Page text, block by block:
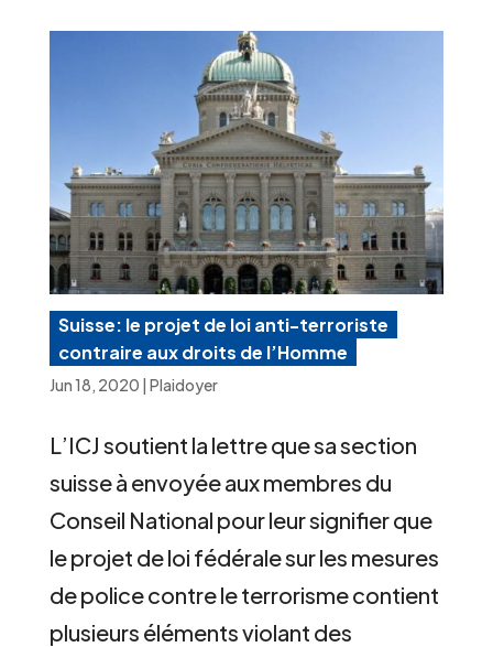
Suisse: le projet de loi anti-terroriste
contraire aux droits de l’Homme
Jun 18, 2020 | Plaidoyer
L’ICJ soutient la lettre que sa section
suisse à envoyée aux membres du
Conseil National pour leur signifier que
le projet de loi fédérale sur les mesures
de police contre le terrorisme contient
plusieurs éléments violant des